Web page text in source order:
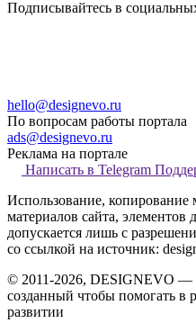
Подписывайтесь в
hello@designevo.ru
По вопросам работы портала
ads@designevo.ru
Реклама на портале
Написать в Telegram
Использование, копирование
материалов сайта, элементов
допускается лишь с
со ссылкой на источник:
© 2011-2026, DESIGNEVO —
созданный чтобы помогать в
развитии